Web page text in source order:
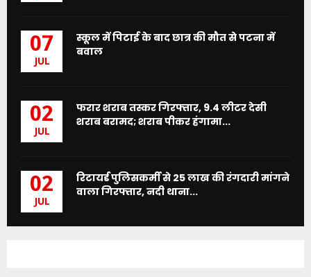
07
JUL
स्कूल में पिटाई के बाद छात्र की मौत से पटना में
बवाल
02
JUL
फरार शराब तस्कर गिरफ्तार, 9.4 लीटर देसी
शराब बरामद; शराब पीकर हंगामा...
02
JUL
रिटायर्ड पुलिसकर्मी से 25 लाख की रंगदारी मांगने
वाला गिरफ्तार, नदी थाना...